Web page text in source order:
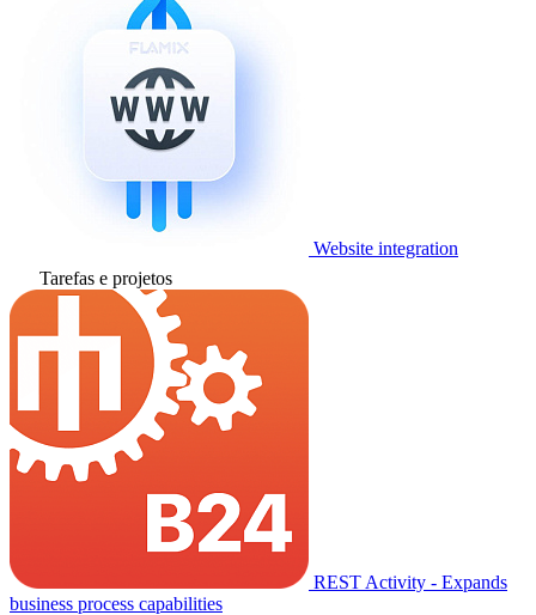
Website integration
Tarefas e projetos
REST Activity - Expands
business process capabilities